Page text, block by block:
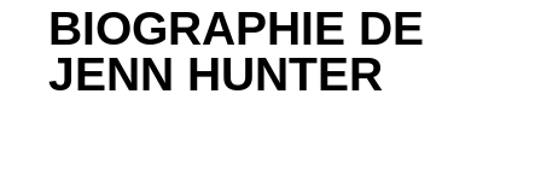
BIOGRAPHIE DE
JENN HUNTER